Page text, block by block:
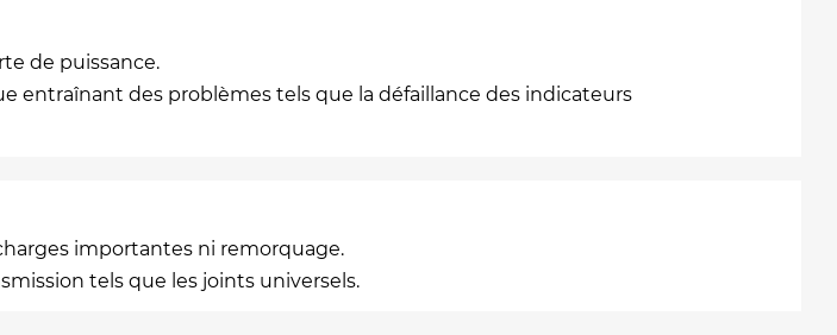
de puissance.
entraînant des problèmes tels que la défaillance des indicateurs
importantes ni remorquage.
tels que les joints universels.